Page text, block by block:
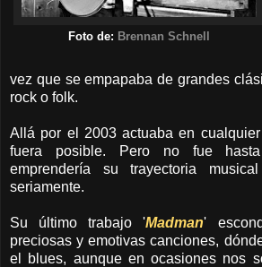
Foto de: Brennan Schnell
vez que se empapaba de grandes
rock o folk.
Allá por el 2003 actuaba en
fuera posible. Pero no fue
emprendería su trayectoria
seriamente.
Su último trabajo 'Madman'
preciosas y emotivas canciones,
el blues, aunque en ocasiones nos